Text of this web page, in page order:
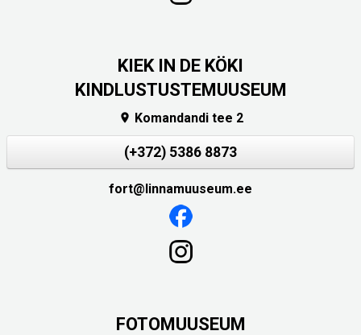
KIEK IN DE KÖKI
KINDLUSTUSTEMUUSEUM
 Komandandi tee 2
(+372) 5386 8873
fort@linnamuuseum.ee
FOTOMUUSEUM